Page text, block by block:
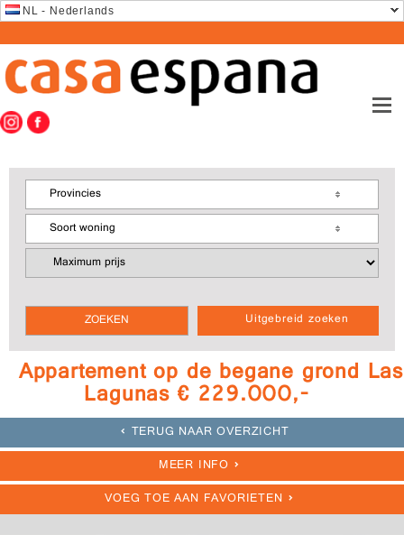
NL - Nederlands
Uitgebreid zoeken
Provincies
Soort woning
Appartement op de begane grond Las
Lagunas € 229.000,-
TERUG NAAR OVERZICHT
MEER INFO
VOEG TOE AAN FAVORIETEN